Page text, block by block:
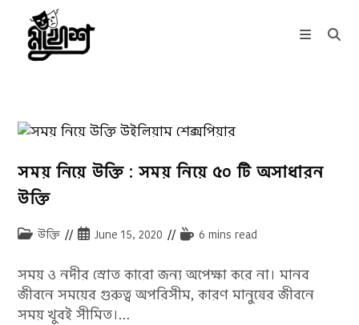
content
সময় নিয়ে উক্তি : সময় নিয়ে ৫০ টি অসাধারন
উক্তি
Postউক্তি
PostJune 15, 2020
Reading6 mins read
সময় ও নদীর স্রোত কারো জন্য অপেক্ষা করে না। মানব
জীবনে সময়ের গুরুত্ব অপরিসীম, কারণ মানুষের জীবনে
সময় খুবই সীমিত।…